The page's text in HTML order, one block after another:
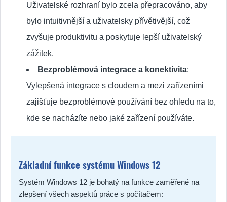
Uživatelské rozhraní bylo zcela přepracováno, aby
bylo intuitivnější a uživatelsky přívětivější, což
zvyšuje produktivitu a poskytuje lepší uživatelský
zážitek.
Bezproblémová integrace a konektivita:
Vylepšená integrace s cloudem a mezi zařízeními
zajišťuje bezproblémové používání bez ohledu na to,
kde se nacházíte nebo jaké zařízení používáte.
Základní funkce systému Windows 12
Systém Windows 12 je bohatý na funkce zaměřené na
zlepšení všech aspektů práce s počítačem: